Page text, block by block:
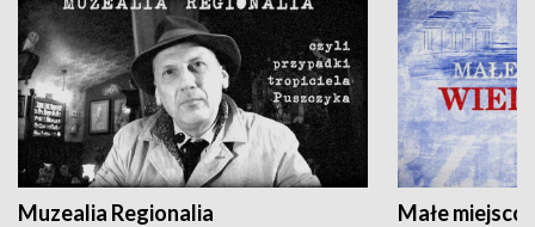
Muzealia Regionalia Małe